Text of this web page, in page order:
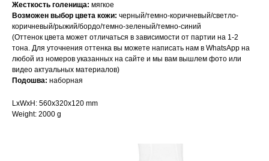
Жесткость голенища: мягкое
Возможен выбор цвета кожи: черный/темно-коричневый/светло-
коричневый/рыжий/бордо/темно-зеленый/темно-синий
(Оттенок цвета может отличаться в зависимости от партии на 1-2
тона. Для уточнения оттенка вы можете написать нам в WhatsApp на
любой из номеров указанных на сайте и мы вам вышлем фото или
видео актуальных материалов)
Подошва: наборная
LxWxH: 560x320x120 mm
Weight: 2000 g